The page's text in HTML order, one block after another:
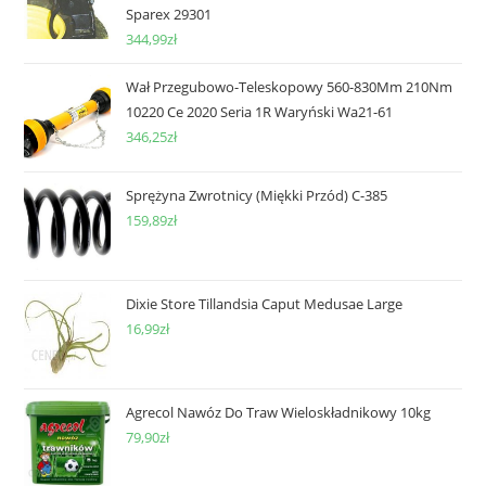
Sparex 29301
344,99zł
Wał Przegubowo-Teleskopowy 560-830Mm 210Nm
10220 Ce 2020 Seria 1R Waryński Wa21-61
346,25zł
Sprężyna Zwrotnicy (Miękki Przód) C-385
159,89zł
Dixie Store Tillandsia Caput Medusae Large
16,99zł
Agrecol Nawóz Do Traw Wieloskładnikowy 10kg
79,90zł